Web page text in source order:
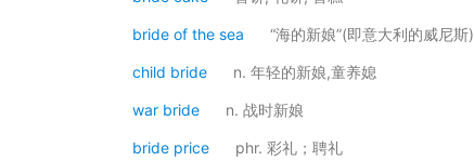
bride of the sea “海的新娘”(即意大利的威尼斯)
child bride n. 年轻的新娘,童养媳
war bride n. 战时新娘
bride price phr. 彩礼；聘礼